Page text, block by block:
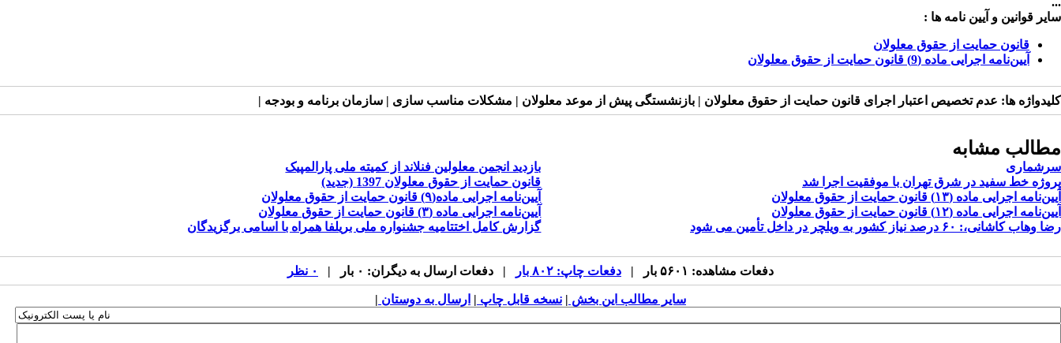
سایر قوانین و آیین نامه ها :
قانون حمایت از حقوق معلولان
آیین‌نامه اجرایی ماده (9) قانون حمایت از حقوق معلولان
کلیدواژه ها: عدم تخصیص اعتبار اجرای قانون حمایت از حقوق معلولان | بازنشستگی پیش از موعد معلولان | مشکلات مناسب سازی | سازمان برنامه و بودجه |
مطالب مشابه
سرشماری
بازدید انجمن معلولین فنلاند از کمیته ملی پارالمپیک
پروژه خط سفید در شرق تهران با موفقیت اجرا شد
قانون حمایت از حقوق معلولان 1397 (جدید)
آیین‌نامه اجرایی ماده (۱۳) قانون حمایت از حقوق معلولان
آیین‌نامه اجرایی ماده(۹) قانون حمایت از حقوق معلولان
آیین‌نامه اجرایی ماده (۱۲) قانون حمایت از حقوق معلولان
​آیین‌نامه اجرایی ماده (۳) قانون حمایت از حقوق معلولان
رضا وهاب کاشانی،: ۶۰ درصد نیاز کشور به ویلچر در داخل تأمین می شود
گزارش کامل اختتامیه جشنواره ملی بریلفا همراه با اسامی برگزیدگان
دفعات مشاهده: ۵۶۰۱ بار | دفعات چاپ: ۸۰۲ بار | دفعات ارسال به دیگران: ۰ بار | ۰ نظر
سایر مطالب این بخش | نسخه قابل چاپ | ارسال به دوستان |